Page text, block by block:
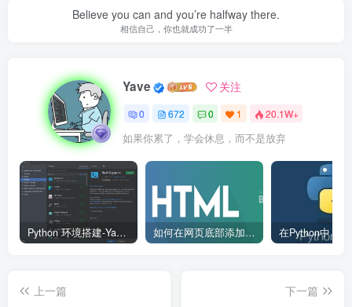
Believe you can and you’re halfway there.
相信自己，你也就成功了一半
Yave 关注
0 672 0 1 20.1W+
如果你累了，学会休息，而不是放弃
Python 环境搭建-Yave520-专业开发者社区 如何在网页底部添加版权信息？
上一篇
下一篇